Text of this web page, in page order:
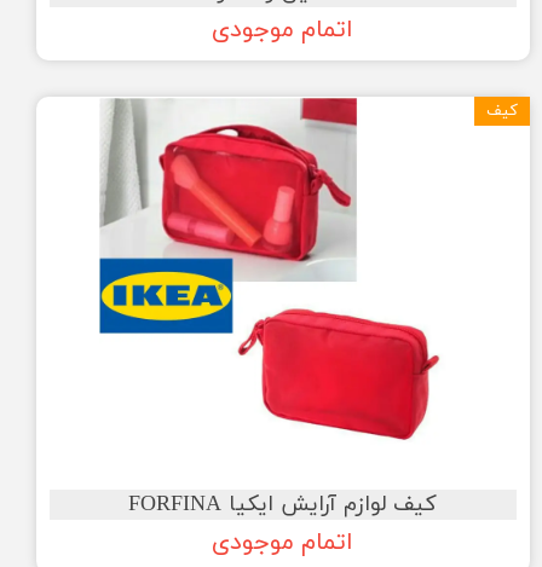
اتمام موجودی
کیف لوازم آرایش ایکیا FORFINA
اتمام موجودی
کیف